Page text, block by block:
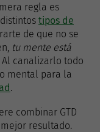
regla es
tipos de
de que no se
tu mente está
Al canalizarlo todo
mental para la
.
combinar GTD
resultado.